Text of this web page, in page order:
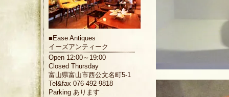
■ Ease Antiques
イーズアンティーク
Open 12:00～19:00
Closed Thursday
富山県富山市西公文名町5-1
Tel&fax 076-492-9818
Parking あります